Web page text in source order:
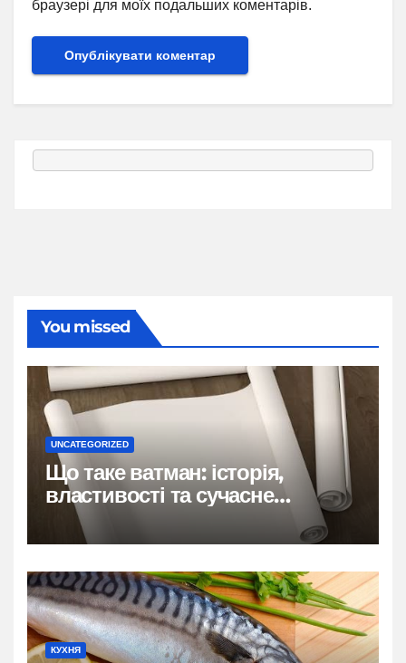
браузері для моїх подальших коментарів.
You missed
UNCATEGORIZED
Що таке ватман: історія,
властивості та сучасне
застосування
КУХНЯ